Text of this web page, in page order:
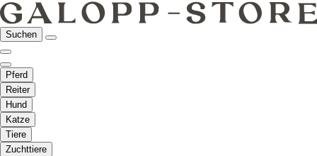
Suchen
Pferd
Reiter
Hund
Katze
Tiere
Zuchttiere